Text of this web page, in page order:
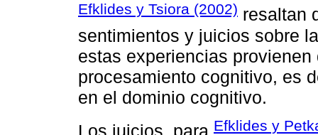
Efklides y Tsiora (2002) resaltan
sentimientos y juicios sobre
estas experiencias
procesamiento cognitivo, es
en el dominio cognitivo.
Los juicios, para Efklides y